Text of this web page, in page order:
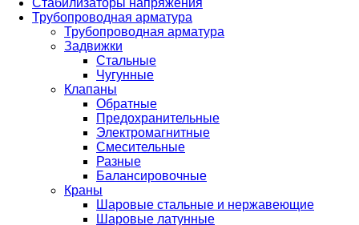
Стабилизаторы напряжения
Трубопроводная арматура
Трубопроводная арматура
Задвижки
Стальные
Чугунные
Клапаны
Обратные
Предохранительные
Электромагнитные
Смесительные
Разные
Балансировочные
Краны
Шаровые стальные и нержавеющие
Шаровые латунные